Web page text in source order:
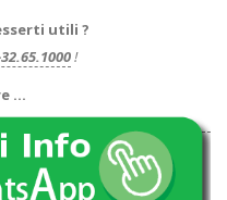
utili ?
!
…